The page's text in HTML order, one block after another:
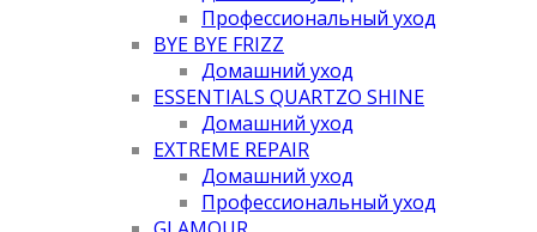
Профессиональный уход
BYE BYE FRIZZ
Домашний уход
ESSENTIALS QUARTZO SHINE
Домашний уход
EXTREME REPAIR
Домашний уход
Профессиональный уход